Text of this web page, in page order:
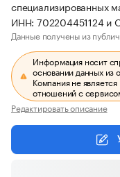
специализированных
ИНН: 702204451124 и
Данные получены из
Информация носит
основании данных из
Компания не
отношений с
Редактировать описание